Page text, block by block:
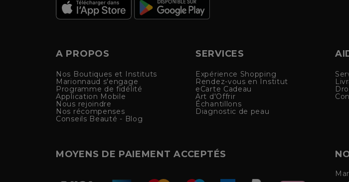
A PROPOS
Nos Boutiques et Instituts
Marionnaud s'engage
Programme de fidélité
Application Mobile
Nous rejoindre
Nos récompenses
Conseils Beauté - Blog
SERVICES
Expérience Shopping
Rendez-vous en Institut
eCarte Cadeau
Art d'Offrir
Échantillons
Diagnostic de peau
MOYENS DE PAIEMENT ACCEPTÉS